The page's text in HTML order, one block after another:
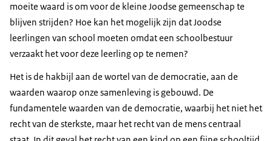
moeite waard is om voor de kleine Joodse gemeenschap te
blijven strijden? Hoe kan het mogelijk zijn dat Joodse
leerlingen van school moeten omdat een schoolbestuur
verzaakt het voor deze leerling op te nemen?
Het is de hakbijl aan de wortel van de democratie, aan de
waarden waarop onze samenleving is gebouwd. De
fundamentele waarden van de democratie, waarbij het niet het
recht van de sterkste, maar het recht van de mens centraal